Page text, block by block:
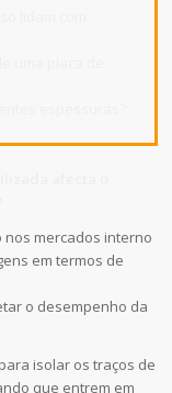
nos mercados interno
em termos de
o desempenho da
isolar os traços de
que entrem em